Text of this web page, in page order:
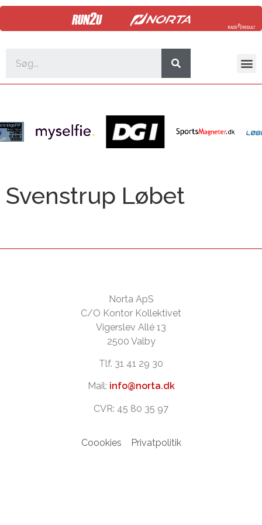
Svenstrup Løbet
Norta ApS
C/O Kontor Kollektivet
Vigerslev Allé 13
2500 Valby
Tlf. 31 41 29 30
Mail: info@norta.dk
CVR: 45 80 35 97
Coookies Privatpolitik